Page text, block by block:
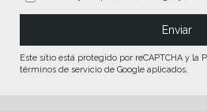
Este sitio está protegido por reCAPTCHA y la
términos de servicio de Google aplicados.